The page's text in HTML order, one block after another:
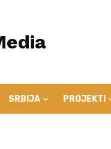
SRBIJA PROJEKTI